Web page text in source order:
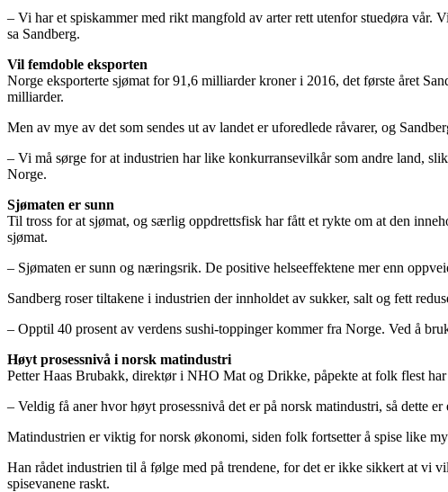
– Vi har et spiskammer med rikt mangfold av arter rett utenfor stuedøra vår.
sa Sandberg.
Vil femdoble eksporten
Norge eksporterte sjømat for 91,6 milliarder kroner i 2016, det første året
milliarder.
Men av mye av det som sendes ut av landet er uforedlede råvarer, og
– Vi må sørge for at industrien har like konkurransevilkår som andre land,
Norge.
Sjømaten er sunn
Til tross for at sjømat, og særlig oppdrettsfisk har fått et rykte om at den
sjømat.
– Sjømaten er sunn og næringsrik. De positive helseeffektene mer enn
Sandberg roser tiltakene i industrien der innholdet av sukker, salt og fett
– Opptil 40 prosent av verdens sushi-toppinger kommer fra Norge. Ved å
Høyt prosessnivå i norsk matindustri
Petter Haas Brubakk, direktør i NHO Mat og Drikke, påpekte at folk flest
– Veldig få aner hvor høyt prosessnivå det er på norsk matindustri, så dette
Matindustrien er viktig for norsk økonomi, siden folk fortsetter å spise like
Han rådet industrien til å følge med på trendene, for det er ikke sikkert at vi
spisevanene raskt.